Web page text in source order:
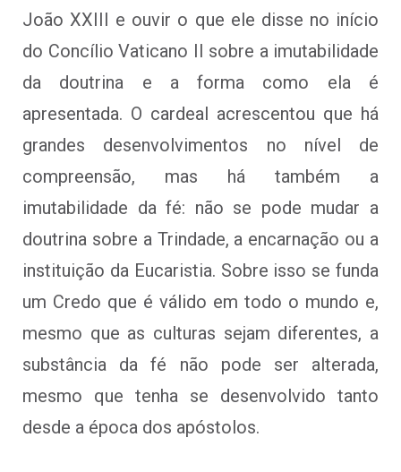
João XXIII e ouvir o que ele disse no início
do Concílio Vaticano II sobre a imutabilidade
da doutrina e a forma como ela é
apresentada. O cardeal acrescentou que há
grandes desenvolvimentos no nível de
compreensão, mas há também a
imutabilidade da fé: não se pode mudar a
doutrina sobre a Trindade, a encarnação ou a
instituição da Eucaristia. Sobre isso se funda
um Credo que é válido em todo o mundo e,
mesmo que as culturas sejam diferentes, a
substância da fé não pode ser alterada,
mesmo que tenha se desenvolvido tanto
desde a época dos apóstolos.